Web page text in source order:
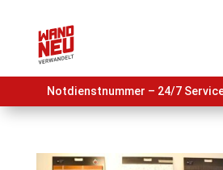
Notdienstnummer – 24/7